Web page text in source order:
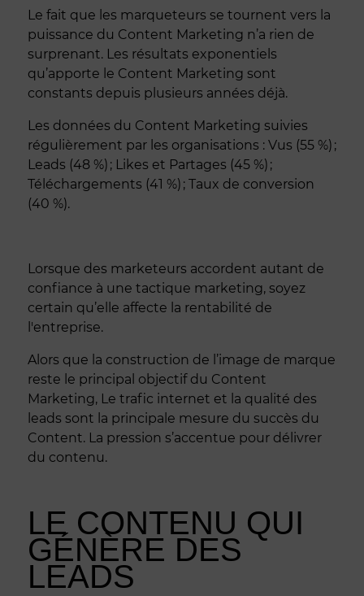
Le fait que les marqueteurs se tournent vers la
puissance du Content Marketing n’a rien de
surprenant. Les résultats exponentiels
qu’apporte le Content Marketing sont
constants depuis plusieurs années déjà.
Les données du Content Marketing suivies
régulièrement par les organisations : Vus (55 %) ;
Leads (48 %) ; Likes et Partages (45 %) ;
Téléchargements (41 %) ; Taux de conversion
(40 %).
Lorsque des marketeurs accordent autant de
confiance à une tactique marketing, soyez
certain qu’elle affecte la rentabilité de
l'entreprise.
Alors que la construction de l’image de marque
reste le principal objectif du Content
Marketing, Le trafic internet et la qualité des
leads sont la principale mesure du succès du
Content. La pression s’accentue pour délivrer
du contenu.
LE CONTENU QUI
GÉNÈRE DES
LEADS